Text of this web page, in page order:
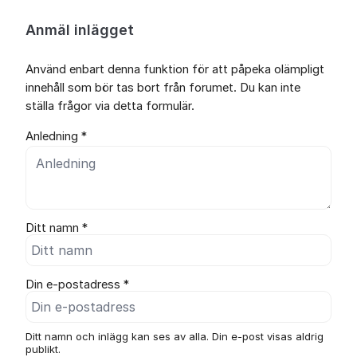
Anmäl inlägget
Använd enbart denna funktion för att påpeka olämpligt
innehåll som bör tas bort från forumet. Du kan inte
ställa frågor via detta formulär.
Anledning *
Ditt namn *
Din e-postadress *
Ditt namn och inlägg kan ses av alla. Din e-post visas aldrig
publikt.